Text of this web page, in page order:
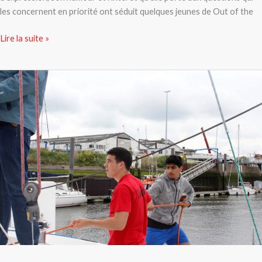
les concernent en priorité ont séduit quelques jeunes de Out of the
Lire la suite »
Du
vent
et
des
voiles